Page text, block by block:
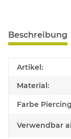
Beschreibung
Wert
Artikel:
Material:
Farbe
Verwendbar